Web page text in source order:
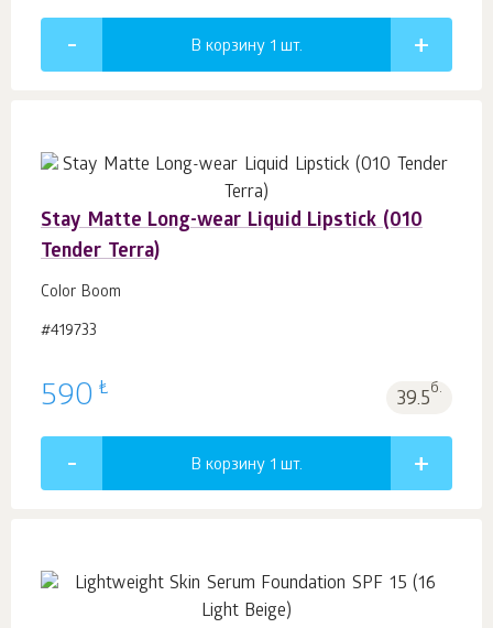
В корзину 1 шт.
Stay Matte Long-wear Liquid Lipstick (010
Tender Terra)
Color Boom
#419733
590 ₺ 39.5б.
В корзину 1 шт.